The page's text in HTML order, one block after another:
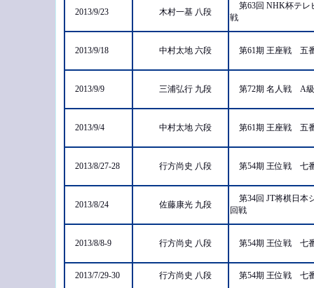
2013/9/23 木村一基 八段
第63回 NHK杯テ
戦
2013/9/18 中村太地 六段 第61期 王座戦 五
2013/9/9 三浦弘行 九段 第72期 名人戦 A
2013/9/4 中村太地 六段 第61期 王座戦 五
2013/8/27-28 行方尚史 八段 第54期 王位戦 七
2013/8/24 佐藤康光 九段
第34回 JT将棋日
回戦
2013/8/8-9 行方尚史 八段 第54期 王位戦 七
2013/7/29-30 行方尚史 八段 第54期 王位戦 七